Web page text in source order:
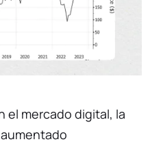
el mercado digital, la